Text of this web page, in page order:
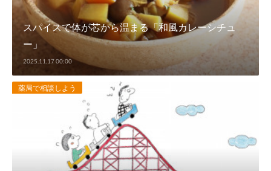
スパイスで体が芯から温まる「和風カレーシチュ
ー」
2025.11.17 00:00
薬局で相談しよう